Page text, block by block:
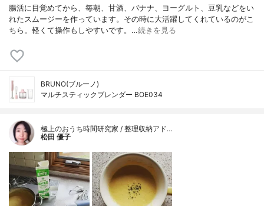
腸活に目覚めてから、毎朝、甘酒、バナナ、ヨーグルト、豆乳などをい
れたスムージーを作っています。その時に大活躍してくれているのがこ
ちら。軽くて操作もしやすいです。…続きを見る
BRUNO(ブルーノ)
マルチスティックブレンダー BOE034
極上のおうち時間研究家 / 整理収納アド…
松田 優子